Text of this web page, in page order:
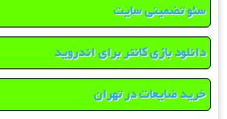
سئو تضمینی سایت
دانلود بازی کانتر برای اندروید
خرید ضایعات در تهران